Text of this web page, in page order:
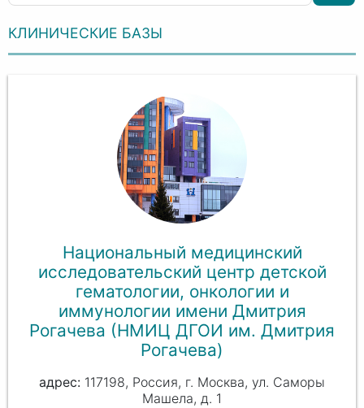
КЛИНИЧЕСКИЕ БАЗЫ
Национальный медицинский
исследовательский центр детской
гематологии, онкологии и
иммунологии имени Дмитрия
Рогачева (НМИЦ ДГОИ им. Дмитрия
Рогачева)
117198, Россия, г. Москва, ул. Саморы
Машела, д. 1